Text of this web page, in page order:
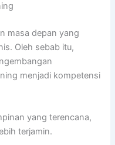
masa depan yang
Oleh sebab itu,
menjadi kompetensi
yang terencana,
terjamin.